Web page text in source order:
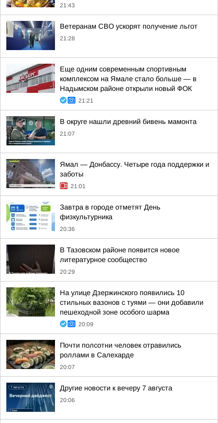
21:43
Ветеранам СВО ускорят получение льгот
21:28
Еще одним современным спортивным
комплексом на Ямале стало больше — в
Надымском районе открыли новый ФОК
21:21
В округе нашли древний бивень мамонта
21:07
Ямал — Донбассу. Четыре года поддержки и
заботы
21:01
Завтра в городе отметят День
физкультурника
20:36
В Тазовском районе появится новое
литературное сообщество
20:29
На улице Дзержинского появились 10
стильных вазонов с туями — они добавили
пешеходной зоне особого шарма
20:09
Почти полсотни человек отравились
роллами в Салехарде
20:07
Другие новости к вечеру 7 августа
20:06